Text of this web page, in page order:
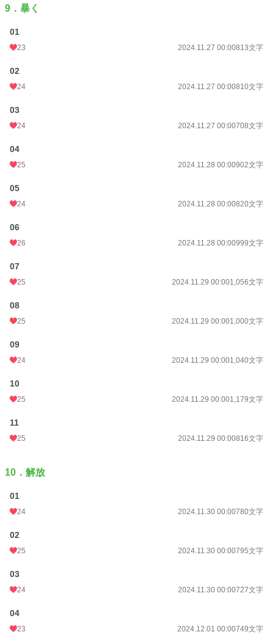
9．暴く
01
23 2024.11.27 00:00813文字
02
24 2024.11.27 00:00810文字
03
24 2024.11.27 00:00708文字
04
25 2024.11.28 00:00902文字
05
24 2024.11.28 00:00820文字
06
26 2024.11.28 00:00999文字
07
25 2024.11.29 00:001,056文字
08
25 2024.11.29 00:001,000文字
09
24 2024.11.29 00:001,040文字
10
25 2024.11.29 00:001,179文字
11
25 2024.11.29 00:00816文字
10．解放
01
24 2024.11.30 00:00780文字
02
25 2024.11.30 00:00795文字
03
24 2024.11.30 00:00727文字
04
23 2024.12.01 00:00749文字